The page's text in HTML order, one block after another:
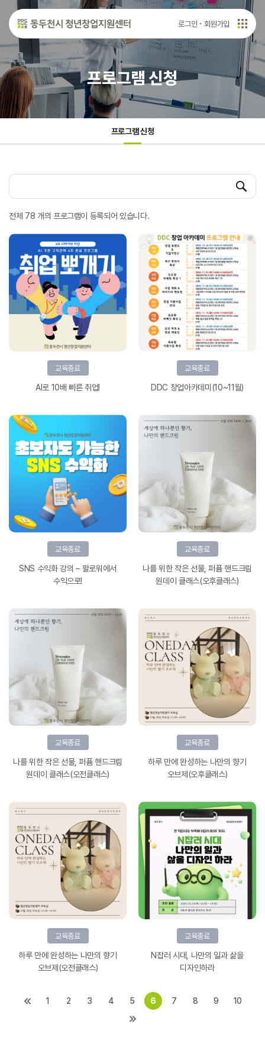
로그인 회원가입
프로그램 신청
프로그램 신청
전체 78 개의 프로그램이 등록되어 있습니다.
교육종료
AI로 10배 빠른 취업!
교육종료
DDC 창업아카데미(10~11월)
교육종료
SNS 수익화 강의 – 팔로워에서
수익으로!
교육종료
나를 위한 작은 선물, 퍼퓸 핸드크림
원데이 클래스(오후클래스)
교육종료
나를 위한 작은 선물, 퍼퓸 핸드크림
원데이 클래스(오전클래스)
교육종료
하루 만에 완성하는 나만의 향기
오브제(오후클래스)
교육종료
하루 만에 완성하는 나만의 향기
오브제(오전클래스)
교육종료
N잡러 시대, 나만의 일과 삶을
디자인하라
1 2 3 4 5 6 7 8 9 10